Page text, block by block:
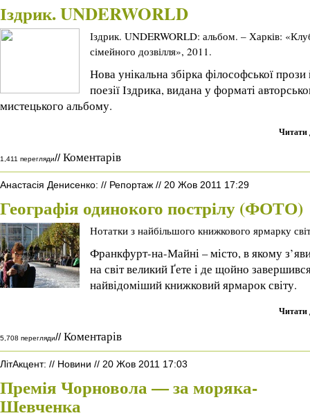
Іздрик. UNDERWORLD
Іздрик. UNDERWORLD: альбом. – Харків:
сімейного дозвілля», 2011.
Нова унікальна збірка філософської прози
поезії Іздрика, видана у форматі
мистецького альбому.
Читати
1,411 перегляди// Коментарів
Анастасія Денисенко: // Репортаж // 20 Жов 2011 17:29
Географія одинокого пострілу (ФОТО)
Нотатки з найбільшого книжкового ярмарку
Франкфурт-на-Майні – місто, в якому
на світ великий Ґете і де щойно
найвідоміший книжковий ярмарок світу.
Читати
5,708 перегляди// Коментарів
ЛітАкцент: // Новини // 20 Жов 2011 17:03
Премія Чорновола — за моряка-
Шевченка